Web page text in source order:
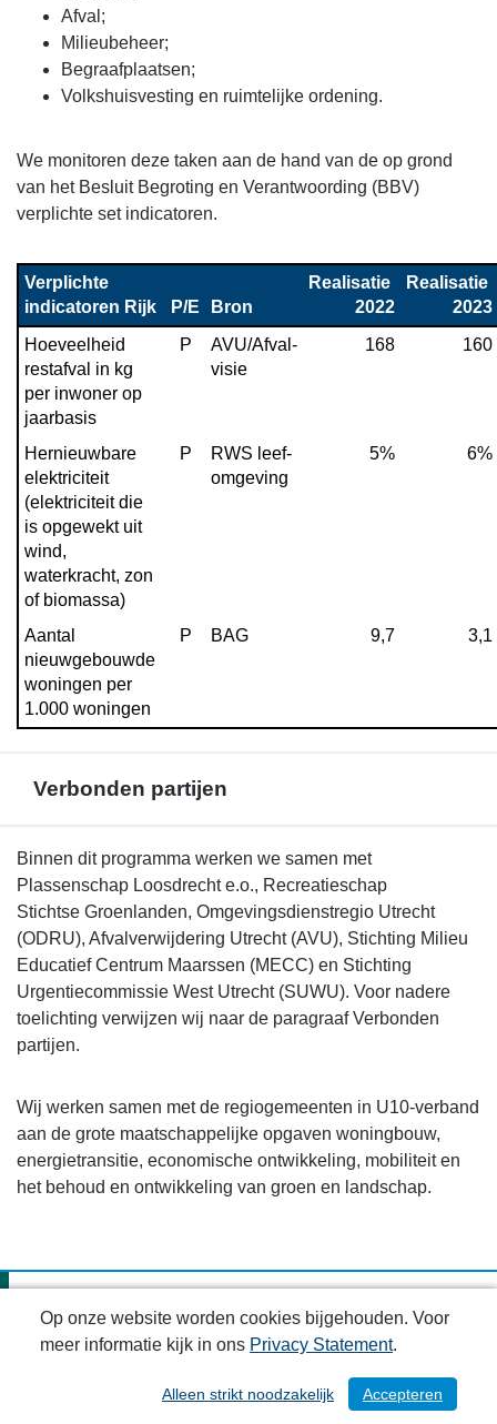
concern-
Afval;
Milieubeheer;
Begraafplaatsen;
Volkshuisvesting en ruimtelijke ordening.
We monitoren deze taken aan de hand van de op grond
van het Besluit Begroting en Verantwoording (BBV)
verplichte set indicatoren.
Verplichte
indicatoren Rijk
P/E Bron
Realisatie
2022
Realisatie
2023
Hoeveelheid
restafval in kg
per inwoner op
jaarbasis
P
AVU/Afval-
visie
168 160
Hernieuwbare
elektriciteit
(elektriciteit die
is opgewekt uit
wind,
waterkracht, zon
of biomassa)
P
RWS leef-
omgeving
5% 6%
Aantal
nieuwgebouwde
woningen per
1.000 woningen
P BAG 9,7 3,1
Verbonden partijen
Terug
naar
navigatie
Beleid
programma
partijen
Binnen dit programma werken we samen met
Plassenschap Loosdrecht e.o., Recreatieschap
Stichtse Groenlanden, Omgevingsdienstregio Utrecht
(ODRU), Afvalverwijdering Utrecht (AVU), Stichting Milieu
Educatief Centrum Maarssen (MECC) en Stichting
Urgentiecommissie West Utrecht (SUWU). Voor nadere
toelichting verwijzen wij naar de paragraaf Verbonden
partijen.
Wij werken samen met de regiogemeenten in U10-verband
aan de grote maatschappelijke opgaven woningbouw,
energietransitie, economische ontwikkeling, mobiliteit en
het behoud en ontwikkeling van groen en landschap.
Wat mag het kosten? / 216
Op onze website worden cookies bijgehouden. Voor
meer informatie kijk in ons Privacy Statement.
Accepteren
Alleen strikt noodzakelijk